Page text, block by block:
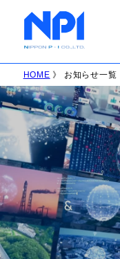
HOME 》 お知らせ一覧